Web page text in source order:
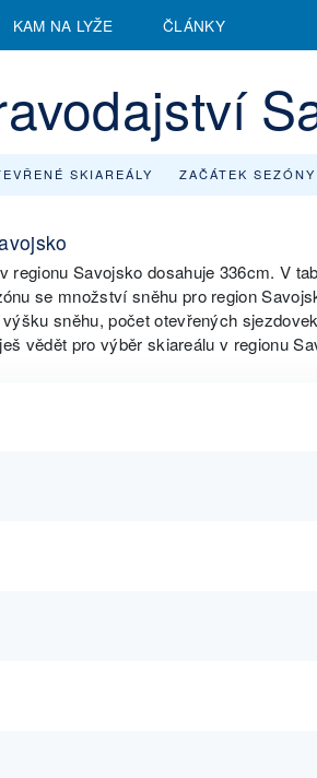
KAM NA LYŽE ČLÁNKY
SKIAREÁLY ZAČÁTEK SEZÓNY
Savojsko dosahuje 336cm. V
se množství sněhu pro region
sněhu, počet otevřených
vědět pro výběr skiareálu v regionu